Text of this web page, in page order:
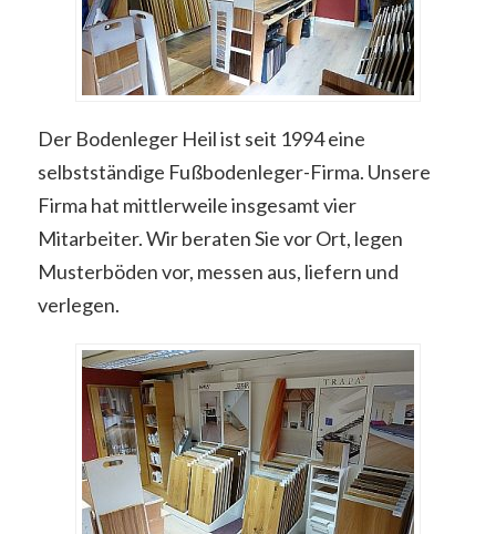
Der Bodenleger Heil ist seit 1994 eine
selbstständige Fußbodenleger-Firma. Unsere
Firma hat mittlerweile insgesamt vier
Mitarbeiter. Wir beraten Sie vor Ort, legen
Musterböden vor, messen aus, liefern und
verlegen.